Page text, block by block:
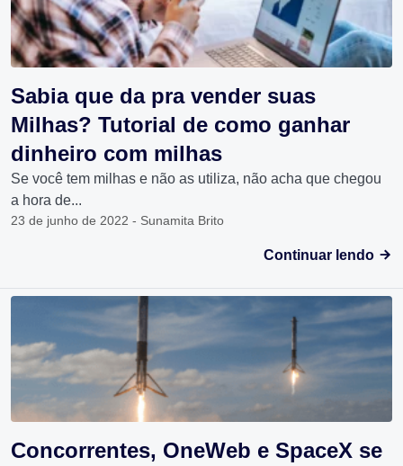
Sabia que da pra vender suas
Milhas? Tutorial de como ganhar
dinheiro com milhas
Se você tem milhas e não as utiliza, não acha que chegou
a hora de...
23 de junho de 2022 - Sunamita Brito
Continuar lendo
Concorrentes, OneWeb e SpaceX se